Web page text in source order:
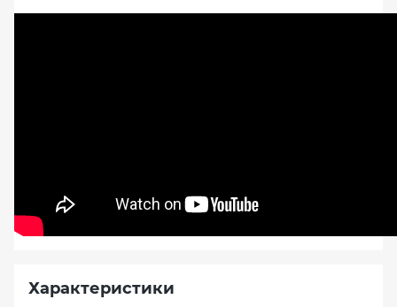
Характеристики